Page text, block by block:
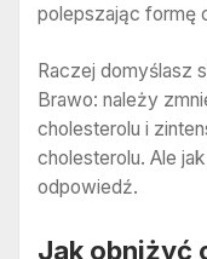
polepszając formę
Raczej domyślasz
Brawo: należy
cholesterolu i
cholesterolu. Ale
odpowiedź.
Jak obniżyć